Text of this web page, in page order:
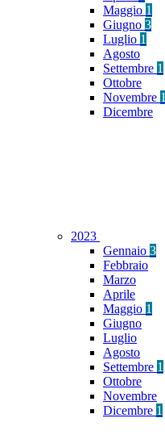
Maggio 1
Giugno 3
Luglio 1
Agosto
Settembre 1
Ottobre
Novembre 1
Dicembre
2023
Gennaio 3
Febbraio
Marzo
Aprile
Maggio 1
Giugno
Luglio
Agosto
Settembre 1
Ottobre
Novembre
Dicembre 1